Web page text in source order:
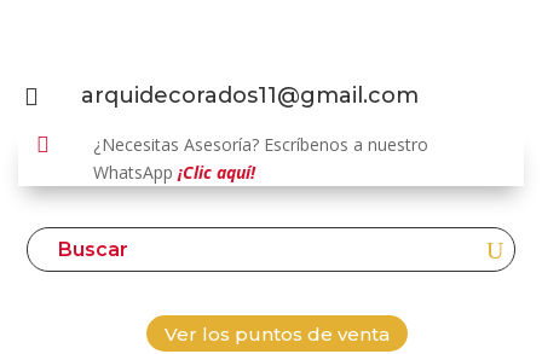
 arquidecorados11@gmail.com

¿Necesitas Asesoría? Escríbenos a nuestro
WhatsApp ¡Clic aquí!
Ver los puntos de venta